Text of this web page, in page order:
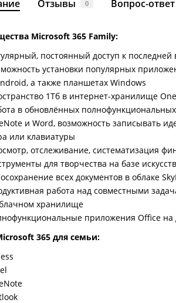
Отзывы 0 Вопрос-ответ
Microsoft 365 Family:
постоянный доступ к
установки популярных
а также планшетах Windows
1Тб в интернет-хранилище
в обновлённых
и Word, возможность записывать
или клавиатуры
отслеживание, систематизация
для творчества на базе
всех документов в облаке
работа над совместными
хранилище
приложения Office на
365 для семьи: